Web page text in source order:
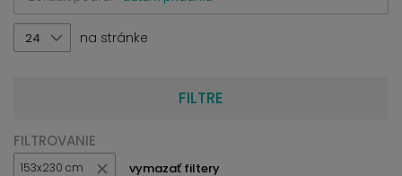
24 na stránke
FILTRE
FILTROVANIE
153x230 cm vymazať filtery